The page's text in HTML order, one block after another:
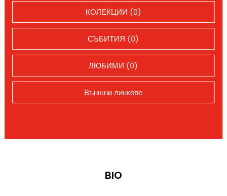
КОЛЕКЦИИ (0)
СЪБИТИЯ (0)
ЛЮБИМИ (0)
Външни линкове
BIO